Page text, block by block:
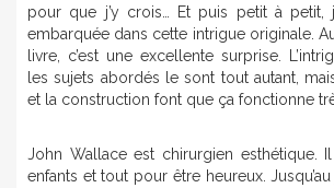
pour que j’y crois… Et puis petit à petit,
embarquée dans cette intrigue originale.
livre, c’est une excellente surprise.
les sujets abordés le sont tout autant,
et la construction font que ça fonctionne
John Wallace est chirurgien esthétique.
enfants et tout pour être heureux.